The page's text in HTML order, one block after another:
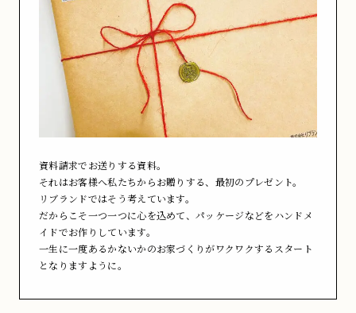
資料請求でお送りする資料。
それはお客様へ私たちからお贈りする、最初のプレゼント。
リブランドではそう考えています。
だからこそ一つ一つに心を込めて、パッケージなどをハンドメ
イドでお作りしています。
一生に一度あるかないかのお家づくりがワクワクするスタート
となりますように。